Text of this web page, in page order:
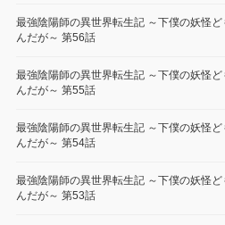
最強陰陽師の異世界転生記 ～下僕の妖怪
んだが～ 第56話
最強陰陽師の異世界転生記 ～下僕の妖怪
んだが～ 第55話
最強陰陽師の異世界転生記 ～下僕の妖怪
んだが～ 第54話
最強陰陽師の異世界転生記 ～下僕の妖怪
んだが～ 第53話